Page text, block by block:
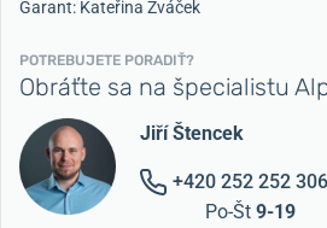
Garant: Kateřina Žváček
POTREBUJETE PORADIŤ?
Obráťte sa na špecialistu
Jiří Štencek
+420 252 252 306
Po-Št 9-19